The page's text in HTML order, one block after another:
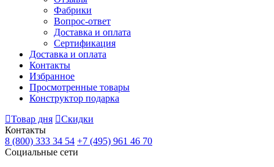
Фабрики
Вопрос-ответ
Доставка и оплата
Сертификация
Доставка и оплата
Контакты
Избранное
Просмотренные товары
Конструктор подарка
Товар дня
Скидки
Контакты
8 (800) 333 34 54 +7 (495) 961 46 70
Социальные сети